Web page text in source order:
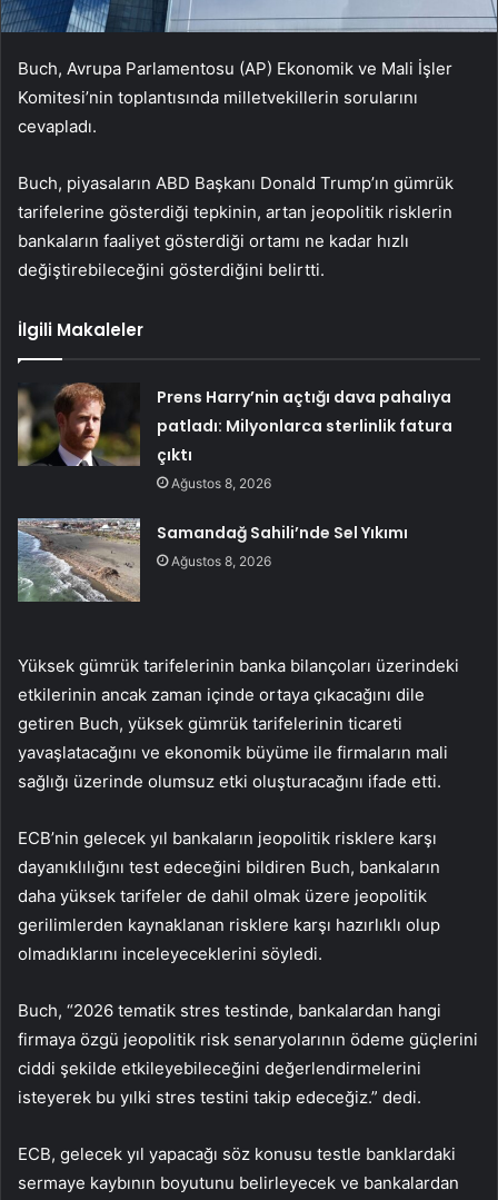
Buch, Avrupa Parlamentosu (AP) Ekonomik ve Mali İşler
Komitesi’nin toplantısında milletvekillerin sorularını
cevapladı.
Buch, piyasaların ABD Başkanı Donald Trump’ın gümrük
tarifelerine gösterdiği tepkinin, artan jeopolitik risklerin
bankaların faaliyet gösterdiği ortamı ne kadar hızlı
değiştirebileceğini gösterdiğini belirtti.
İlgili Makaleler
Prens Harry’nin açtığı dava pahalıya
patladı: Milyonlarca sterlinlik fatura
çıktı
Ağustos 8, 2026
Samandağ Sahili’nde Sel Yıkımı
Ağustos 8, 2026
Yüksek gümrük tarifelerinin banka bilançoları üzerindeki
etkilerinin ancak zaman içinde ortaya çıkacağını dile
getiren Buch, yüksek gümrük tarifelerinin ticareti
yavaşlatacağını ve ekonomik büyüme ile firmaların mali
sağlığı üzerinde olumsuz etki oluşturacağını ifade etti.
ECB’nin gelecek yıl bankaların jeopolitik risklere karşı
dayanıklılığını test edeceğini bildiren Buch, bankaların
daha yüksek tarifeler de dahil olmak üzere jeopolitik
gerilimlerden kaynaklanan risklere karşı hazırlıklı olup
olmadıklarını inceleyeceklerini söyledi.
Buch, “2026 tematik stres testinde, bankalardan hangi
firmaya özgü jeopolitik risk senaryolarının ödeme güçlerini
ciddi şekilde etkileyebileceğini değerlendirmelerini
isteyerek bu yılki stres testini takip edeceğiz.” dedi.
ECB, gelecek yıl yapacağı söz konusu testle banklardaki
sermaye kaybının boyutunu belirleyecek ve bankalardan